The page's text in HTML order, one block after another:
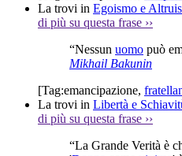
La trovi in Egoismo e
di più su questa frase ››
“Nessun uomo può
Mikhail Bakunin
[Tag:emancipazione,
La trovi in Libertà e
di più su questa frase ››
“La Grande Verità è